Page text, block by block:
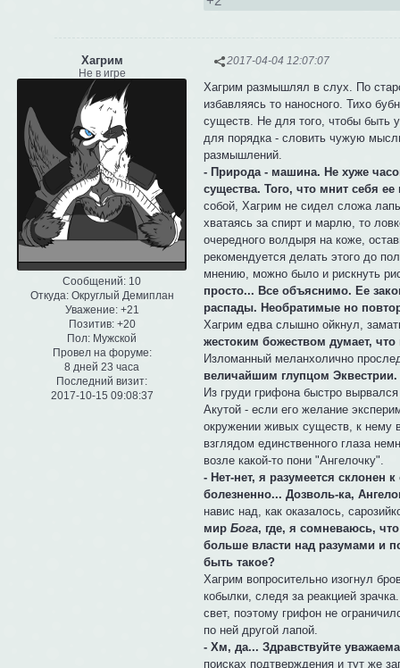
2017-04-04 12:07:07
Хагрим
Не в игре
Сообщений: 10
Откуда:Округлый Демиплан
Уважение: +21
Позитив: +20
Пол: Мужской
Провел на форуме:
8 дней 23 часа
Последний визит:
2017-10-15 09:08:37
Хагрим размышлял в слух. По
избавляясь то наносного. Тихо
существ. Не для того, чтобы быть
для порядка - словить чужую
размышлений.
- Природа - машина. Не хуже
существа. Того, что мнит себя
собой, Хагрим не сидел сложа
хватаясь за спирт и марлю, то
очередного волдыря на коже,
рекомендуется делать этого до
мнению, можно было и рискнуть
просто... Все объяснимо. Ее
распады. Необратимые но
Хагрим едва слышно ойкнул,
жестоким божеством думает,
Изломанный меланхолично
величайшим глупцом
Из груди грифона быстро
Акутой - если его желание
окружении живых существ, к нему
взглядом единственного глаза
возле какой-то пони "Ангелочку".
- Нет-нет, я разумеется
болезненно... Дозволь-ка,
навис над, как оказалось,
мирБога, где, я сомневаюсь,
больше власти над разумами и
быть такое?
Хагрим вопросительно изогнул
кобылки, следя за реакцией
свет, поэтому грифон не
по ней другой лапой.
- Хм, да... Здравствуйте
поисках подтверждения и тут же